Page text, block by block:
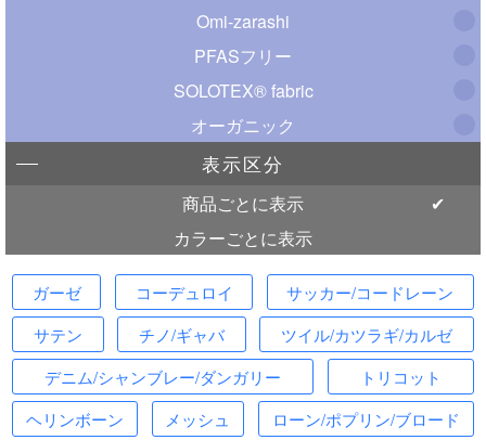
Omi-zarashi
PFASフリー
SOLOTEX® fabric
オーガニック
表示区分
商品ごとに表示
カラーごとに表示
ガーゼ コーデュロイ
サッカー/コードレーン
サテン
チノ/ギャバ
ツイル/カツラギ/カルゼ
デニム/シャンブレー/ダンガリー
トリコット
ヘリンボーン
メッシュ ローン/ポプリン/ブロード